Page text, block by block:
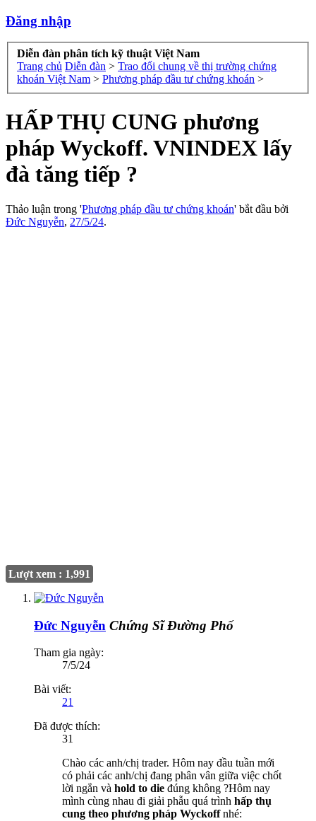
Đăng nhập
Diễn đàn phân tích kỹ thuật Việt Nam
Trang chủ Diễn đàn > Trao đổi chung về thị trường chứng
khoán Việt Nam > Phương pháp đầu tư chứng khoán >
HẤP THỤ CUNG phương
pháp Wyckoff. VNINDEX lấy
đà tăng tiếp ?
Thảo luận trong 'Phương pháp đầu tư chứng khoán' bắt đầu bởi
Đức Nguyễn, 27/5/24.
Lượt xem : 1,991
Đức Nguyễn Chứng Sĩ Đường Phố
Tham gia ngày:
7/5/24
Bài viết:
21
Đã được thích:
31
Chào các anh/chị trader. Hôm nay đầu tuần mới
có phải các anh/chị đang phân vân giữa việc chốt
lời ngắn và hold to die đúng không ?Hôm nay
mình cùng nhau đi giải phẫu quá trình hấp thụ
cung theo phương pháp Wyckoffnhé: